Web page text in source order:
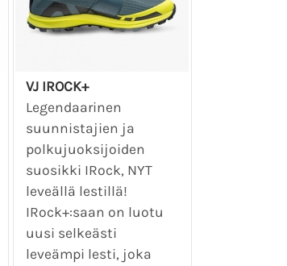
VJ IROCK+
Legendaarinen
suunnistajien ja
polkujuoksijoiden
suosikki IRock, NYT
leveällä lestillä!
IRock+:saan on luotu
uusi selkeästi
leveämpi lesti, joka